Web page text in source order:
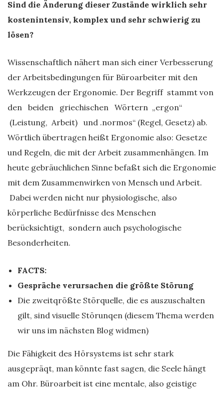
Sind die Änderung dieser Zustände wirklich sehr
kostenintensiv, komplex und sehr schwierig zu
lösen?
Wissenschaftlich nähert man sich einer Verbesserung
der Arbeitsbedingungen für Büroarbeiter mit den
Werkzeugen der Ergonomie. Der Begriff stammt von
den beiden griechischen Wörtern „ergon“
(Leistung, Arbeit) und .normos“ (Regel, Gesetz) ab.
Wörtlich übertragen heißt Ergonomie also: Gesetze
und Regeln, die mit der Arbeit zusammenhängen. Im
heute gebräuchlichen Sinne befaßt sich die Ergonomie
mit dem Zusammenwirken von Mensch und Arbeit.
Dabei werden nicht nur physiologische, also
körperliche Bedürfnisse des Menschen
berücksichtigt, sondern auch psychologische
Besonderheiten.
FACTS:
Gespräche verursachen die größte Störung
Die zweitqrößte Störquelle, die es auszuschalten
gilt, sind visuelle Störunqen (diesem Thema werden
wir uns im nächsten Blog widmen)
Die Fähigkeit des Hörsystems ist sehr stark
ausgepräqt, man könnte fast sagen, die Seele hängt
am Ohr. Büroarbeit ist eine mentale, also geistige